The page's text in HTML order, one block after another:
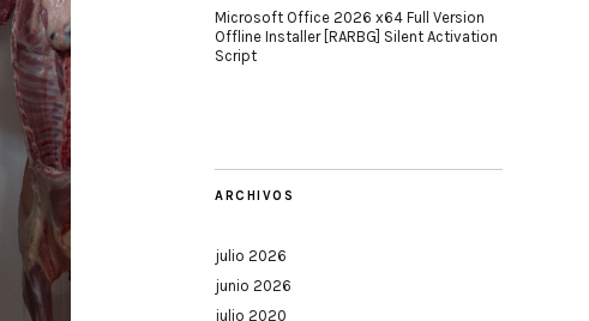
Microsoft Office 2026 x64 Full Version
Offline Installer [RARBG] Silent Activation
Script
ARCHIVOS
julio 2026
junio 2026
julio 2020